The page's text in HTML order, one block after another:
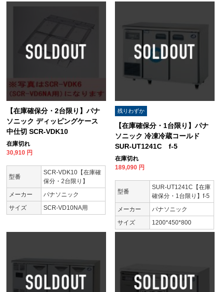
【在庫確保分・2台限り】パナ
ソニック ディッピングケース
中仕切 SCR-VDK10
在庫切れ
30,910 円
型番
SCR-VDK10【在庫確
保分・2台限り】
メーカー
パナソニック
サイズ
SCR-VD10NA用
残りわずか
【在庫確保分・1台限り】パナ
ソニック 冷凍冷蔵コールド
SUR-UT1241C f-5
在庫切れ
189,090 円
型番
SUR-UT1241C【在庫
確保分・1台限り】f-5
メーカー
パナソニック
サイズ
1200*450*800